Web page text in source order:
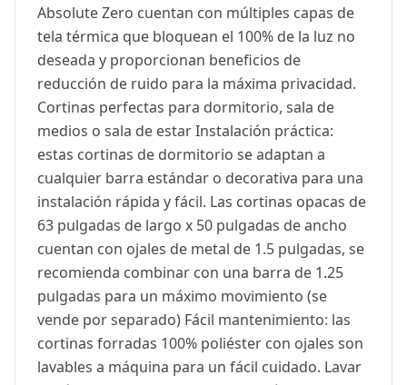
Absolute Zero cuentan con múltiples capas de
tela térmica que bloquean el 100% de la luz no
deseada y proporcionan beneficios de
reducción de ruido para la máxima privacidad.
Cortinas perfectas para dormitorio, sala de
medios o sala de estar Instalación práctica:
estas cortinas de dormitorio se adaptan a
cualquier barra estándar o decorativa para una
instalación rápida y fácil. Las cortinas opacas de
63 pulgadas de largo x 50 pulgadas de ancho
cuentan con ojales de metal de 1.5 pulgadas, se
recomienda combinar con una barra de 1.25
pulgadas para un máximo movimiento (se
vende por separado) Fácil mantenimiento: las
cortinas forradas 100% poliéster con ojales son
lavables a máquina para un fácil cuidado. Lavar